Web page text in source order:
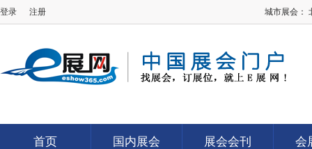
登录 注册 城市展会：
首页 国内展会 展会会刊 会